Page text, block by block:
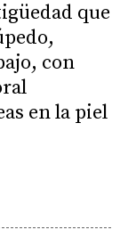
que
con
en la piel